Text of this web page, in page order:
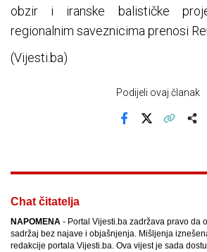
obzir i iranske balističke
regionalnim saveznicima prenosi
(Vijesti.ba)
Podijeli ovaj članak
Chat čitatelja
NAPOMENA - Portal Vijesti.ba zadržava pravo da
sadržaj bez najave i objašnjenja. Mišljenja
redakcije portala Vijesti.ba. Ova vijest je sada